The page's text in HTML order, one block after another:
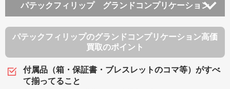
パテックフィリップ グランドコンプリケーション
パテックフィリップのグランドコンプリケーション高価
買取のポイント
付属品（箱・保証書・ブレスレットのコマ等）がすべ
て揃ってること